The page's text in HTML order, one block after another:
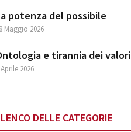
potenza del possibile
Maggio 2026
e tirannia dei valori
2026
DELLE CATEGORIE